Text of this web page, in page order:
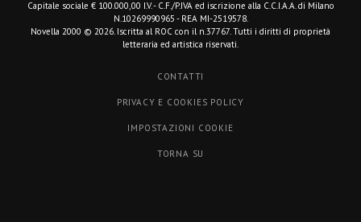
Capitale sociale € 100.000,00 I.V. - C.F./P.IVA ed iscrizione alla C.C.I.A.A. di Milano
N.10269990965 - REA MI-2519578.
Novella 2000 © 2026. Iscritta al ROC con il n.37767. Tutti i diritti di proprietà
letteraria ed artistica riservati.
CONTATTI
PRIVACY E COOKIES POLICY
IMPOSTAZIONI COOKIE
TORNA SU